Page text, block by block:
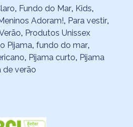
, Fundo do Mar, Kids,
Adoram!, Para vestir,
, Produtos Unissex
Pijama, fundo do mar,
, Pijama curto, Pijama
de verão